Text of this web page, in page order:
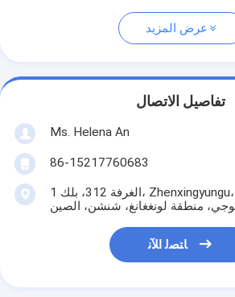
عرض المزيد
تفاصيل الاتصال
Ms. Helena An
86-15217760683
الغرفة 312، بلك 1، Zhenxingyungu، لا.233، شارع بولونغ،
منطقة لونغغانغ، شنشن، الصين
ﺎﺘﺼﻟ ﺍﻶﻧ